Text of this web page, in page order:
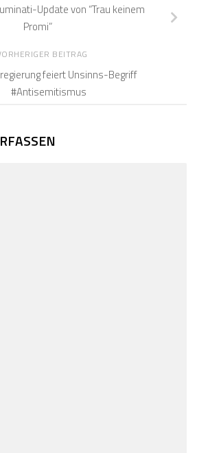
Update von “Trau keinem
Promi”
BEITRAG
feiert Unsinns-Begriff
#Antisemitismus